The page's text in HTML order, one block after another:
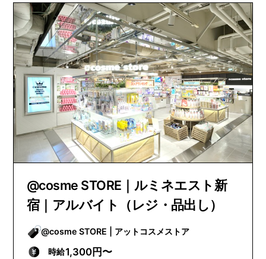
@cosme STORE｜ルミネエスト新
宿｜アルバイト（レジ・品出し）
@cosme STORE | アットコスメストア
時給1,300円〜